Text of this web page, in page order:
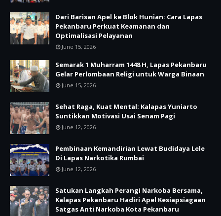
Dari Barisan Apel ke Blok Hunian: Cara Lapas
Pekanbaru Perkuat Keamanan dan
Optimalisasi Pelayanan
June 15, 2026
Semarak 1 Muharram 1448 H, Lapas Pekanbaru
Gelar Perlombaan Religi untuk Warga Binaan
June 15, 2026
Sehat Raga, Kuat Mental: Kalapas Yuniarto
Suntikkan Motivasi Usai Senam Pagi
June 12, 2026
Pembinaan Kemandirian Lewat Budidaya Lele
Di Lapas Narkotika Rumbai
June 12, 2026
Satukan Langkah Perangi Narkoba Bersama,
Kalapas Pekanbaru Hadiri Apel Kesiapsiagaan
Satgas Anti Narkoba Kota Pekanbaru